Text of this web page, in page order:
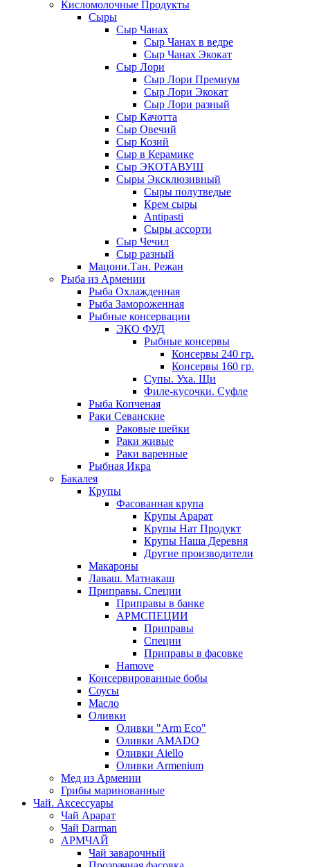
Кисломолочные Продукты
Сыры
Сыр Чанах
Сыр Чанах в ведре
Сыр Чанах Экокат
Сыр Лори
Сыр Лори Премиум
Сыр Лори Экокат
Сыр Лори разный
Сыр Качотта
Сыр Овечий
Сыр Козий
Сыр в Керамике
Сыр ЭКОТАВУШ
Сыры Эксклюзивный
Сыры полутведые
Крем сыры
Antipasti
Сыры ассорти
Сыр Чечил
Сыр разный
Мацони.Тан. Режан
Рыба из Армении
Рыба Охлажденная
Рыба Замороженная
Рыбные консервации
ЭКО ФУД
Рыбные консервы
Консервы 240 гр.
Консервы 160 гр.
Супы. Уха. Щи
Филе-кусочки. Суфле
Рыба Копченая
Раки Севанские
Раковые шейки
Раки живые
Раки варенные
Рыбная Икра
Бакалея
Крупы
Фасованная крупа
Крупы Арарат
Крупы Нат Продукт
Крупы Наша Деревня
Другие производители
Макароны
Лаваш. Матнакаш
Приправы. Специи
Приправы в банке
АРМСПЕЦИИ
Приправы
Специи
Приправы в фасовке
Hamove
Консервированные бобы
Соусы
Масло
Оливки
Оливки "Arm Eco"
Оливки AMADO
Оливки Aiello
Оливки Armenium
Мед из Армении
Грибы маринованные
Чай. Аксессуары
Чай Арарат
Чай Darman
АРМЧАЙ
Чай заварочный